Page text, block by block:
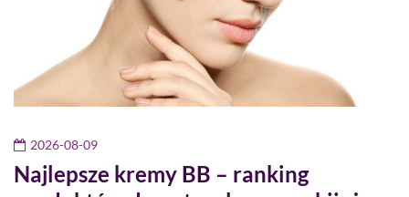
2026-08-09
Najlepsze kremy BB – ranking